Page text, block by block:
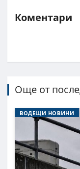
Коментари
Още от
ВОДЕЩИ НОВИНИ